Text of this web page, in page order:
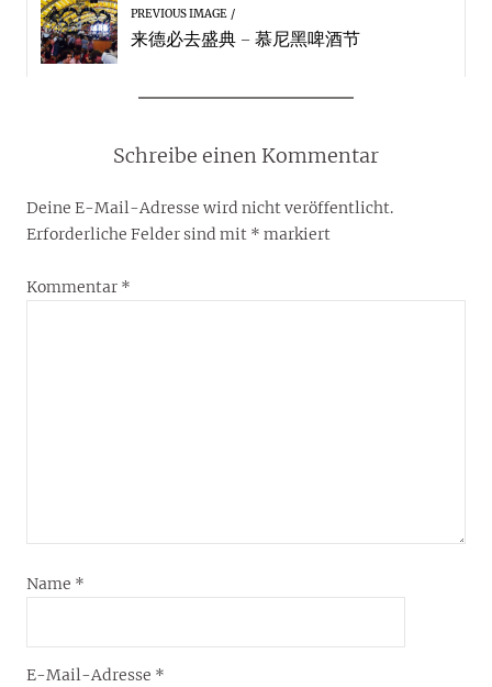
PREVIOUS IMAGE
来德必去盛典 – 慕尼黑啤酒节
Schreibe einen Kommentar
Deine E-Mail-Adresse wird nicht veröffentlicht.
Erforderliche Felder sind mit * markiert
Kommentar *
Name *
E-Mail-Adresse *